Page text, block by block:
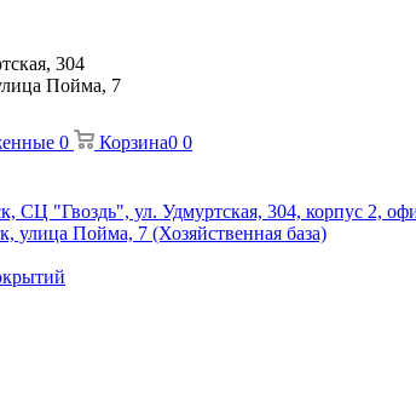
304
Пойма, 7
0 Корзина0 0
СЦ "Гвоздь", ул. Удмуртская, 304, корпус 2,
улица Пойма, 7 (Хозяйственная база)